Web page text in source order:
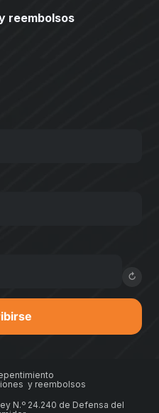
reembolsos
↻
y reembolsos
N.º 24.240 de Defensa del